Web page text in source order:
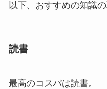
以下、おすすめの知識
読書
最高のコスパは読書。